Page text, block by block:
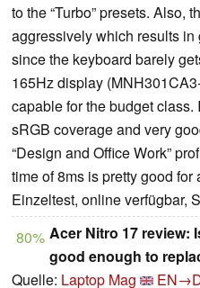
to the “Turbo” presets. Also,
aggressively which results
since the keyboard barely
165Hz display
capable for the budget class.
sRGB coverage and very
“Design and Office Work”
time of 8ms is pretty good for
Einzeltest, online verfügbar,
80% Acer Nitro 17 review:
good enough to
Quelle: Laptop Mag